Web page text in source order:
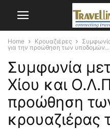
Home Κρουαζιέρες
για την προώθηση των υποδομών...
Συμφωνία
Χίου και
προώθηση
κρουαζιέρας